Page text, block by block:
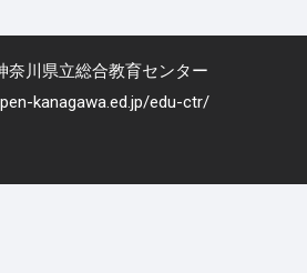
川県立総合教育センター
kanagawa.ed.jp/edu-ctr/